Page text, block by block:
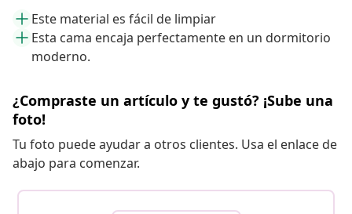
Este material es fácil de limpiar
Esta cama encaja perfectamente en un dormitorio
moderno.
¿Compraste un artículo y te gustó? ¡Sube una
foto!
Tu foto puede ayudar a otros clientes. Usa el enlace de
abajo para comenzar.